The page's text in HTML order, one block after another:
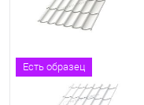
Есть образец